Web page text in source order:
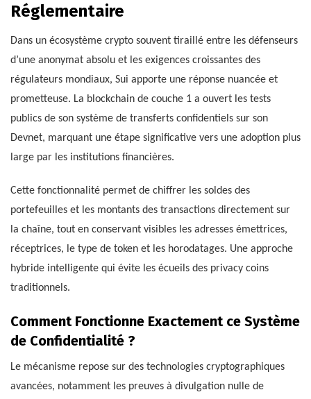
Réglementaire
Dans un écosystème crypto souvent tiraillé entre les défenseurs
d’une anonymat absolu et les exigences croissantes des
régulateurs mondiaux, Sui apporte une réponse nuancée et
prometteuse. La blockchain de couche 1 a ouvert les tests
publics de son système de transferts confidentiels sur son
Devnet, marquant une étape significative vers une adoption plus
large par les institutions financières.
Cette fonctionnalité permet de chiffrer les soldes des
portefeuilles et les montants des transactions directement sur
la chaîne, tout en conservant visibles les adresses émettrices,
réceptrices, le type de token et les horodatages. Une approche
hybride intelligente qui évite les écueils des privacy coins
traditionnels.
Comment Fonctionne Exactement ce Système
de Confidentialité ?
Le mécanisme repose sur des technologies cryptographiques
avancées, notamment les preuves à divulgation nulle de